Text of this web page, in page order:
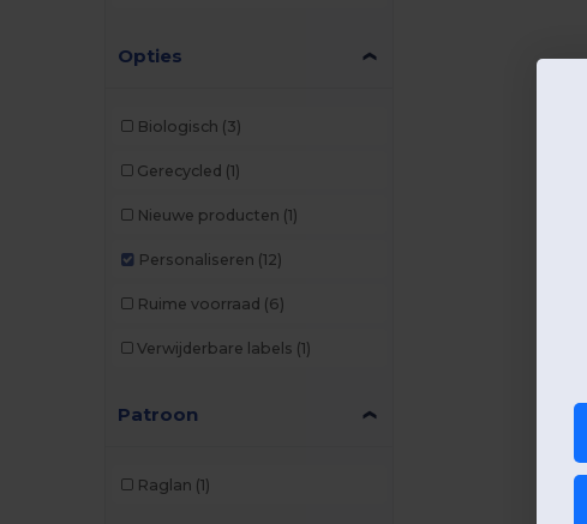
Opties
Biologisch (3)
Gerecycled (1)
Nieuwe producten (1)
Personaliseren (12)
Ruime voorraad (6)
Verwijderbare labels (1)
Patroon
Raglan (1)